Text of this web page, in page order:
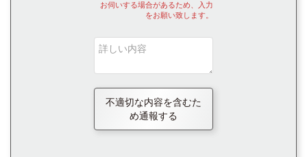
お伺いする場合があるため、入力
をお願い致します。
不適切な内容を含むた
め通報する